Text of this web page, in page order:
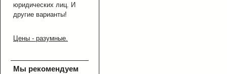
юридических лиц. И
другие варианты!
Цены - разумные.
Мы рекомендуем